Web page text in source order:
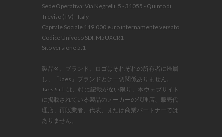
Sede Operativa: Via Negrelli, 5 - 31055 - Quinto di
Treviso (TV) - Italy
Capitale Sociale 119.000 euro internamente versato
Codice Univoco SDI: M5UXCR1
Sito versione 5.1
製品名、ブランド、ロゴはそれぞれの所有者に帰属
し、「Jaes」ブランドとは一切関係ありません。
Jaes S.r.l. は、特に記載がない限り、本ウェブサイト
に掲載されている製品のメーカーの代理店、販売代
理店、再販業者、代表、または商業パートナーでは
ありません。